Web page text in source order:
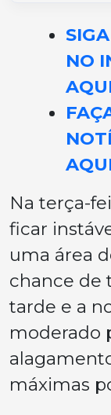
NO
Na terça-
ficar
uma área
chance de
tarde e a
moderado
máximas